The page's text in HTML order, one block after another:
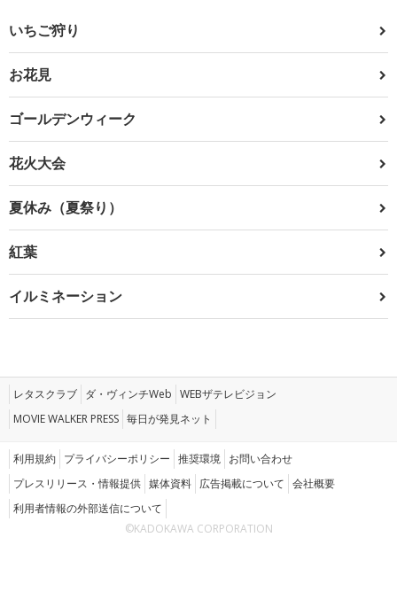
いちご狩り
お花見
ゴールデンウィーク
花火大会
夏休み（夏祭り）
紅葉
イルミネーション
レタスクラブ ダ・ヴィンチWeb WEBザテレビジョン
MOVIE WALKER PRESS 毎日が発見ネット
利用規約 プライバシーポリシー 推奨環境 お問い合わせ
プレスリリース・情報提供 媒体資料 広告掲載について 会社概要
利用者情報の外部送信について
©KADOKAWA CORPORATION